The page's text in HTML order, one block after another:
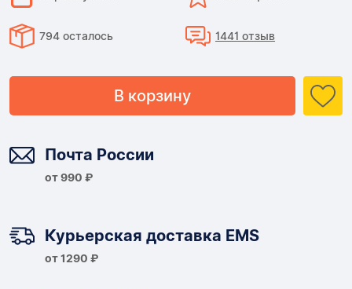
794 осталось 1441 отзыв
В корзину
Почта России
от 990 ₽
Курьерская доставка EMS
от 1290 ₽